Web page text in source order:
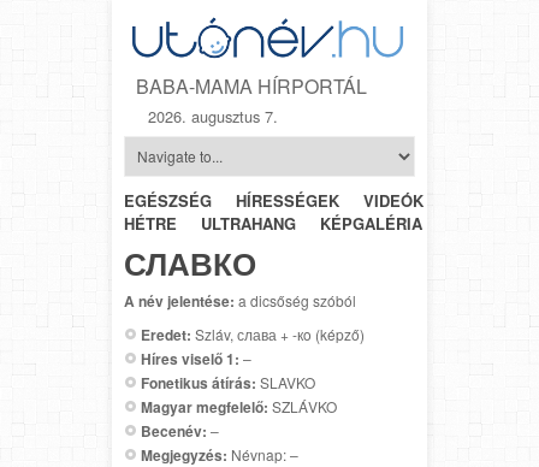
BABA-MAMA HÍRPORTÁL
2026. augusztus 7.
EGÉSZSÉG HÍRESSÉGEK VIDEÓK
HÉTRŐL-
HÉTRE
ULTRAHANG KÉPGALÉRIA
СЛАВКО
A név jelentése: a dicsőség szóból
Eredet: Szláv, слава + -кo (képző)
Híres viselő 1: –
Fonetikus átírás: SLAVKO
Magyar megfelelő: SZLÁVKO
Becenév: –
Megjegyzés: Névnap: –